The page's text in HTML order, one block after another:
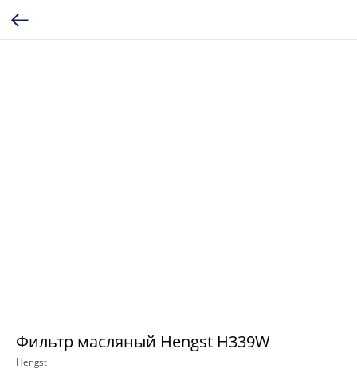
Фильтр масляный Hengst H339W
Hengst